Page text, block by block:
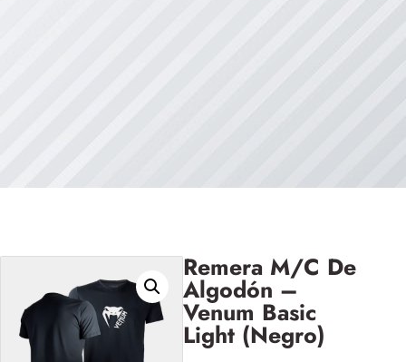
Remera M/C De
Algodón –
Venum Basic
Light (Negro)